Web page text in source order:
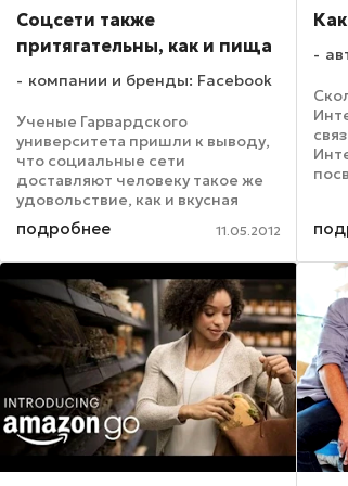
Соцсети также
притягательны, как и пища
компании и бренды: Facebook
Ученые Гарвардского
университета пришли к выводу,
что социальные сети
доставляют человеку такое же
удовольствие, как и вкусная
пища. По подсчетам
специалистов, из времени,
проведенного в соцсетях, у
человека 80% тратится на
рассказы о своих ...
подробнее 11.05.2012